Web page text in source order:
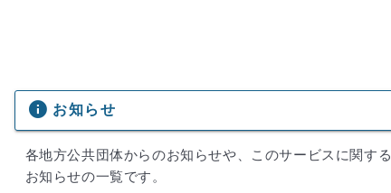
info お知らせ
各地方公共団体からのお知らせや、このサービスに関する
お知らせの一覧です。